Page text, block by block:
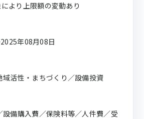
より上限額の変動あり
年08月08日
活性・まちづくり／設備投資
備購入費／保険料等／人件費／受